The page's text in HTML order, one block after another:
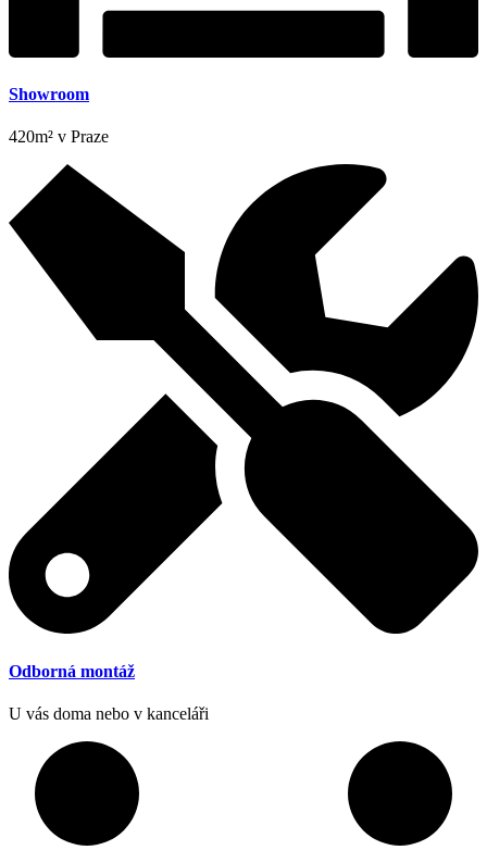
Showroom
420m² v Praze
Odborná montáž
U vás doma nebo v kanceláři